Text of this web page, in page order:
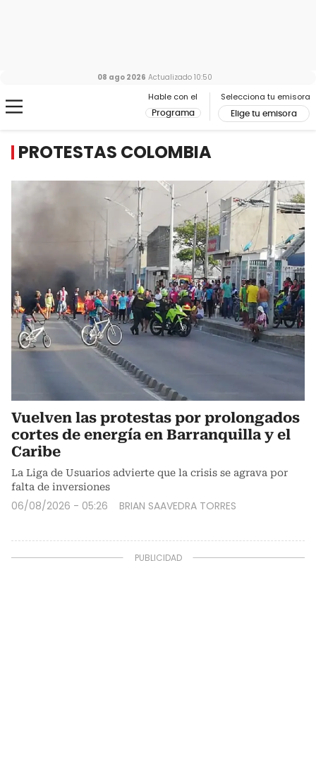
Hable con el
Programa
Selecciona tu emisora
Elige tu emisora
08 ago 2026 Actualizado 10:50
PROTESTAS COLOMBIA
Vuelven las protestas por prolongados
cortes de energía en Barranquilla y el
Caribe
La Liga de Usuarios advierte que la crisis se agrava por
falta de inversiones
06/08/2026 - 05:26 BRIAN SAAVEDRA TORRES